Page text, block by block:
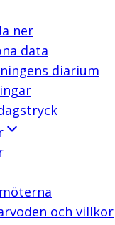
ner
data
diarium
och villkor